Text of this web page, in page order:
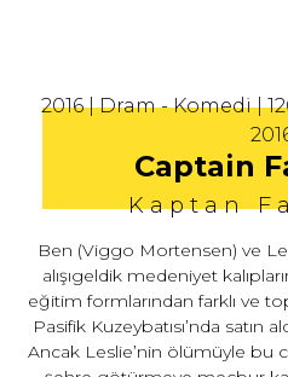
2016 | Dram - Komedi |
Captain
Kaptan
Ben (Viggo Mortensen) ve
alışıgeldik medeniyet
eğitim formlarından farklı ve
Pasifik Kuzeybatısı’nda satın
Ancak Leslie’nin ölümüyle bu